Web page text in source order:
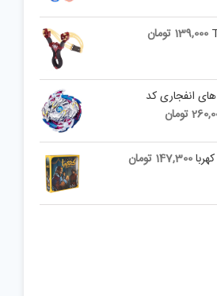
139,000 تومان
انفجاری کد
تومان
147,300 تومان